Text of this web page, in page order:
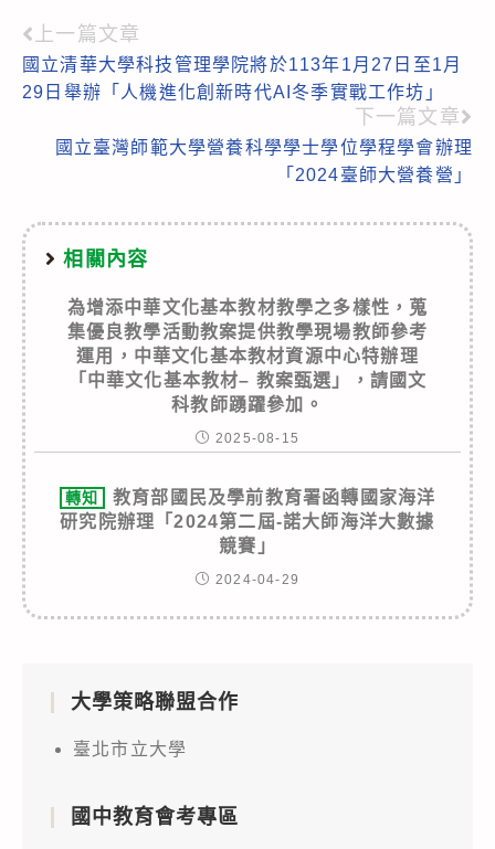
Read
more
上一篇文章
國立清華大學科技管理學院將於113年1月27日至1月
29日舉辦「人機進化創新時代AI冬季實戰工作坊」
下一篇文章
國立臺灣師範大學營養科學學士學位學程學會辦理
「2024臺師大營養營」
相關內容
為增添中華文化基本教材教學之多樣性，蒐
集優良教學活動教案提供教學現場教師參考
運用，中華文化基本教材資源中心特辦理
「中華文化基本教材– 教案甄選」，請國文
科教師踴躍參加。
2025-08-15
轉知
教育部國民及學前教育署函轉國家海洋
研究院辦理「2024第二屆-諾大師海洋大數據
競賽」
2024-04-29
大學策略聯盟合作
臺北市立大學
國中教育會考專區